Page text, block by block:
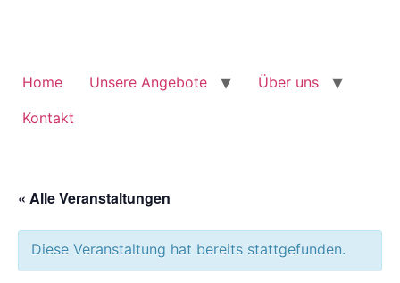
Home
Unsere Angebote
Über uns
Kontakt
« Alle Veranstaltungen
Diese Veranstaltung hat bereits stattgefunden.